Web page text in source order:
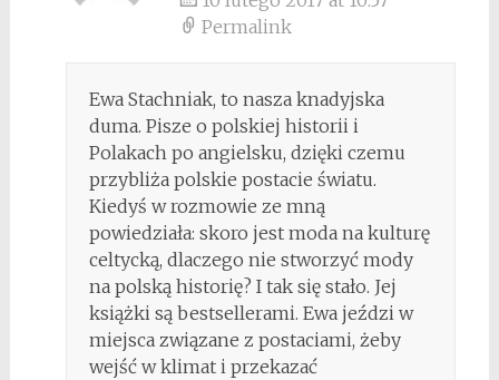
Permalink
Ewa Stachniak, to nasza knadyjska
duma. Pisze o polskiej historii i
Polakach po angielsku, dzięki czemu
przybliża polskie postacie światu.
Kiedyś w rozmowie ze mną
powiedziała: skoro jest moda na kulturę
celtycką, dlaczego nie stworzyć mody
na polską historię? I tak się stało. Jej
książki są bestsellerami. Ewa jeździ w
miejsca związane z postaciami, żeby
wejść w klimat i przekazać